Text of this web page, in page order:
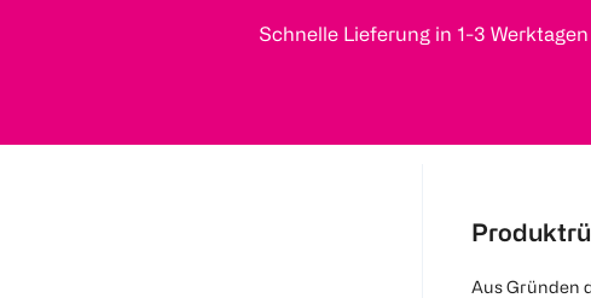
Schnelle Lieferung in 1-3 Werktagen
Aus Gründen